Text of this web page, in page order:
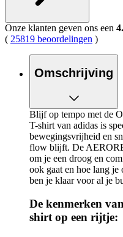
Onze klanten geven ons een
( 25819 beoordelingen )
Omschrijving
Blijf op tempo met de
T-shirt van adidas is
bewegingsvrijheid en
flow blijft. De
om je een droog en
ook gaat en hoe lang
ben je klaar voor al je
De kenmerken
shirt op een rijtje: